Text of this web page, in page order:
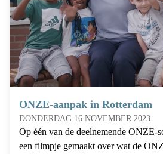
ONZE-aanpak in Rotterdam
DONDERDAG 16 NOVEMBER 2023
Op één van de deelnemende ONZE-
een filmpje gemaakt over wat de